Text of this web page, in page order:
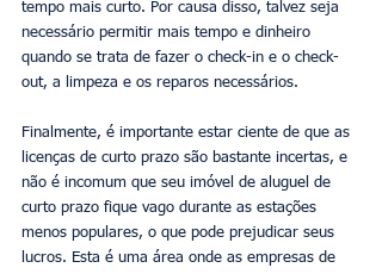
tempo mais curto. Por causa disso, talvez seja
necessário permitir mais tempo e dinheiro
quando se trata de fazer o check-in e o check-
out, a limpeza e os reparos necessários.
Finalmente, é importante estar ciente de que as
licenças de curto prazo são bastante incertas, e
não é incomum que seu imóvel de aluguel de
curto prazo fique vago durante as estações
menos populares, o que pode prejudicar seus
lucros. Esta é uma área onde as empresas de